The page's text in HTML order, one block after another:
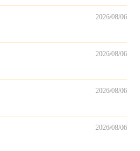
2026/08/06
2026/08/06
2026/08/06
2026/08/06